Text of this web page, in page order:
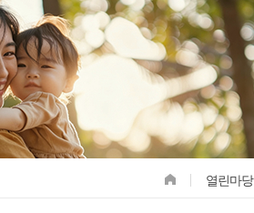
열린마당